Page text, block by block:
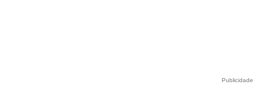
Publicidade